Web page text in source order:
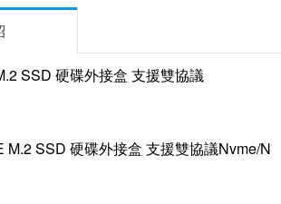
SSD 硬碟外接盒 支援雙協議